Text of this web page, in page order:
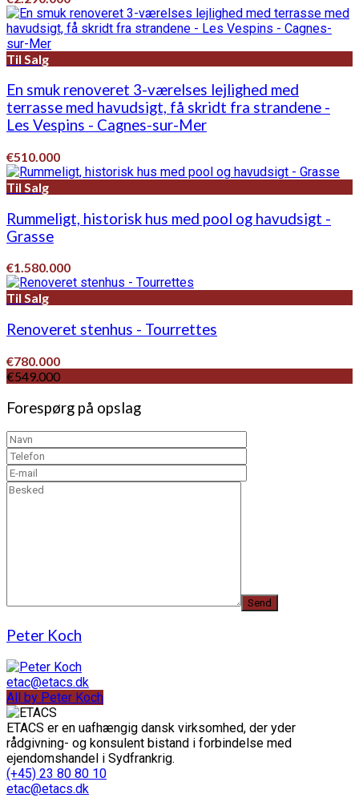
Til Salg
En smuk renoveret 3-værelses lejlighed med
terrasse med havudsigt, få skridt fra strandene -
Les Vespins - Cagnes-sur-Mer
€510.000
Til Salg
Rummeligt, historisk hus med pool og havudsigt -
Grasse
€1.580.000
Til Salg
Renoveret stenhus - Tourrettes
€780.000
€549.000
Forespørg på opslag
Peter Koch
etac@etacs.dk
All by Peter Koch
ETACS er en uafhængig dansk virksomhed, der yder
rådgivning- og konsulent bistand i forbindelse med
ejendomshandel i Sydfrankrig.
(+45) 23 80 80 10
etac@etacs.dk